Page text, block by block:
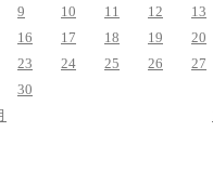
9
10 11 12 13
16
17 18 19 20
23
24 25 26 27
30